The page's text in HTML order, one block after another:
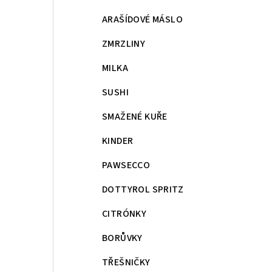
ARAŠÍDOVÉ MÁSLO
ZMRZLINY
MILKA
SUSHI
SMAŽENÉ KUŘE
KINDER
PAWSECCO
DOTTYROL SPRITZ
CITRÓNKY
BORŮVKY
TŘEŠNIČKY